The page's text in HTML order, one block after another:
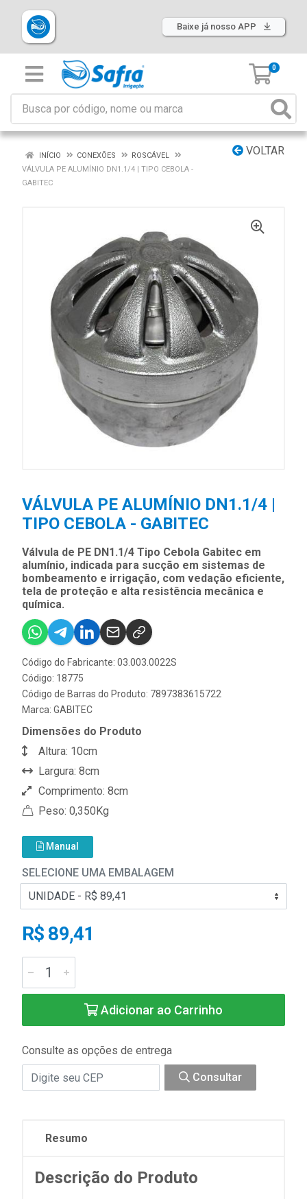
Baixe já nosso APP
0
VOLTAR
INÍCIO CONEXÕES
ROSCÁVEL
VÁLVULA PE ALUMÍNIO DN1.1/4 | TIPO CEBOLA -
GABITEC
VÁLVULA PE ALUMÍNIO DN1.1/4 |
TIPO CEBOLA - GABITEC
Válvula de PE DN1.1/4 Tipo Cebola Gabitec em
alumínio, indicada para sucção em sistemas de
bombeamento e irrigação, com vedação eficiente,
tela de proteção e alta resistência mecânica e
química.
Código do Fabricante: 03.003.0022S
Código: 18775
Código de Barras do Produto: 7897383615722
Marca: GABITEC
Dimensões do Produto
Altura: 10cm
Largura: 8cm
Comprimento: 8cm
Peso: 0,350Kg
Manual
SELECIONE UMA EMBALAGEM
R$ 89,41
Adicionar ao Carrinho
Consulte as opções de entrega
Consultar
Resumo
Descrição do Produto